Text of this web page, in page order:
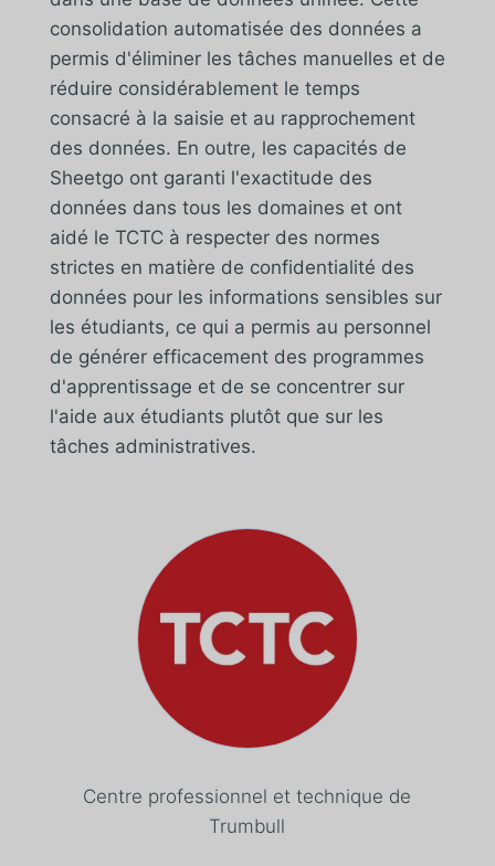
consolidation automatisée des données a
permis d'éliminer les tâches manuelles et de
réduire considérablement le temps
consacré à la saisie et au rapprochement
des données. En outre, les capacités de
Sheetgo ont garanti l'exactitude des
données dans tous les domaines et ont
aidé le TCTC à respecter des normes
strictes en matière de confidentialité des
données pour les informations sensibles sur
les étudiants, ce qui a permis au personnel
de générer efficacement des programmes
d'apprentissage et de se concentrer sur
l'aide aux étudiants plutôt que sur les
tâches administratives.
Centre professionnel et technique de
Trumbull